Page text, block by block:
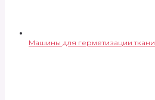
Машины для герметизации ткани